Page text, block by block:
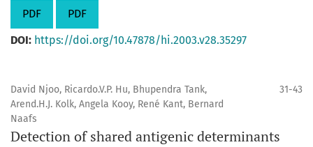
PDF
PDF
DOI: https://doi.org/10.47878/hi.2003.v28.35297
David Njoo, Ricardo.V.P. Hu, Bhupendra Tank,
Arend.H.J. Kolk, Angela Kooy, René Kant, Bernard
Naafs
31-43
Detection of shared antigenic determinants